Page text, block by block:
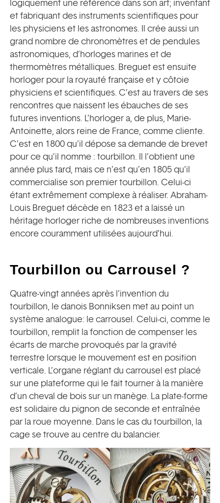
logiquement une référence dans son art; inventant
et fabriquant des instruments scientifiques pour
les physiciens et les astronomes. Il crée aussi un
grand nombre de chronomètres et de pendules
astronomiques, d’horloges marines et de
thermomètres métalliques. Breguet est ensuite
horloger pour la royauté française et y côtoie
physiciens et scientifiques. C’est au travers de ses
rencontres que naissent les ébauches de ses
futures inventions. L’horloger a, de plus, Marie-
Antoinette, alors reine de France, comme cliente.
C’est en 1800 qu’il dépose sa demande de brevet
pour ce qu’il nomme : tourbillon. Il l’obtient une
année plus tard, mais ce n’est qu’en 1805 qu’il
commercialise son premier tourbillon. Celui-ci
étant extrêmement complexe à réaliser. Abraham-
Louis Breguet décède en 1823 et a laissé un
héritage horloger riche de nombreuses inventions
encore couramment utilisées aujourd’hui.
Tourbillon ou Carrousel ?
Quatre-vingt années après l’invention du
tourbillon, le danois Bonniksen met au point un
système analogue: le carrousel. Celui-ci, comme le
tourbillon, remplit la fonction de compenser les
écarts de marche provoqués par la gravité
terrestre lorsque le mouvement est en position
verticale. L’organe réglant du carrousel est placé
sur une plateforme qui le fait tourner à la manière
d’un cheval de bois sur un manège. La plate-forme
est solidaire du pignon de seconde et entraînée
par la roue moyenne. Dans le cas du tourbillon, la
cage se trouve au centre du balancier.